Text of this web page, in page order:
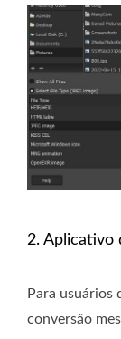
2. Aplicativo
Para usuários
conversão